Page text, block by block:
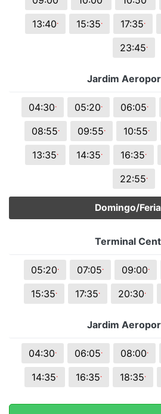
13:40. 15:35. 17:35.
23:45.
Jardim
04:30. 05:20. 06:05.
08:55. 09:55. 10:55.
13:35. 14:35. 16:35.
22:55.
Domingo/
Terminal
05:20. 07:05. 09:00.
15:35. 17:35. 20:30.
Jardim
04:30. 06:05. 08:00.
14:35. 16:35. 18:35.